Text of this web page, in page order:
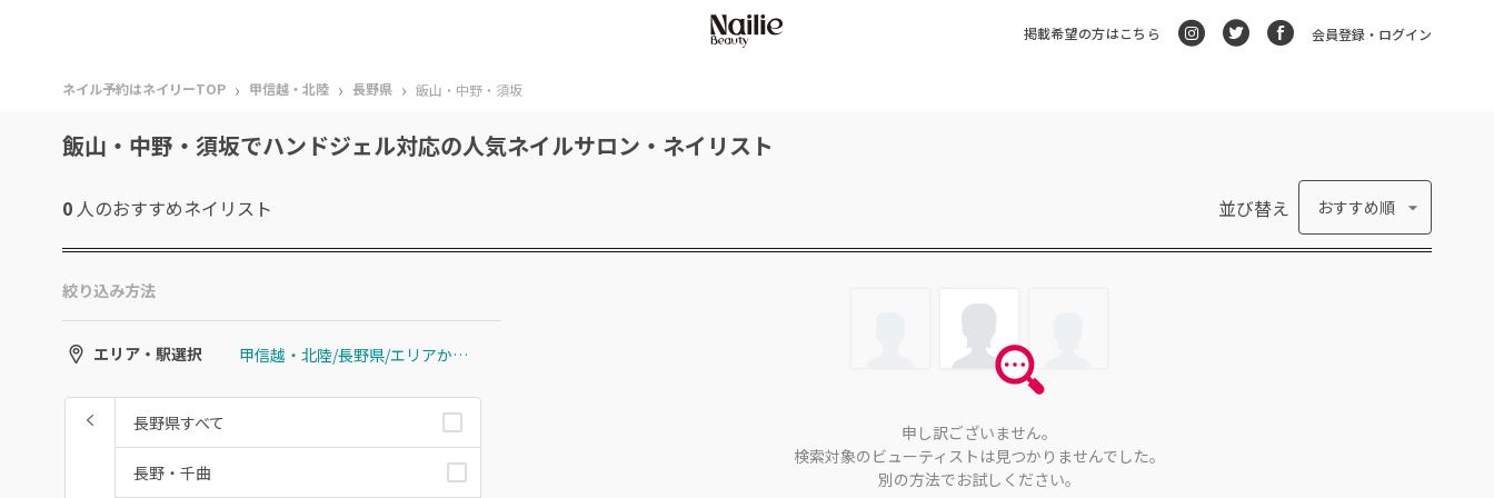
掲載希望の方はこちら 会員登録・ログイン
ネイル予約はネイリーTOP › 甲信越・北陸 › 長野県 › 飯山・中野・須坂
飯山・中野・須坂でハンドジェル対応の人気ネイルサロン・ネイリスト
0 人のおすすめネイリスト 並び替え おすすめ順
絞り込み方法
エリア・駅選択 甲信越・北陸/長野県/エリアから選ぶ/飯山・中野・須坂
長野県すべて
長野・千曲
申し訳ございません。
検索対象のビューティストは見つかりませんでした。
別の方法でお試しください。